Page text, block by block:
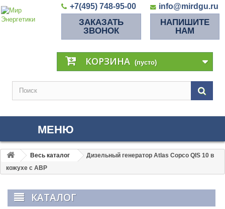
+7(495) 748-95-00 info@mirdgu.ru
ЗАКАЗАТЬ
ЗВОНОК
НАПИШИТЕ
НАМ
КОРЗИНА (пусто)
МЕНЮ
Весь каталог
Дизельный генератор Atlas Copco QIS 10 в
кожухе с АВР
КАТАЛОГ